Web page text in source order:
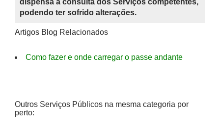
dispensa a consulta dos Serviços competentes,
podendo ter sofrido alterações.
Artigos Blog Relacionados
Como fazer e onde carregar o passe andante
Outros Serviços Públicos na mesma categoria por
perto: